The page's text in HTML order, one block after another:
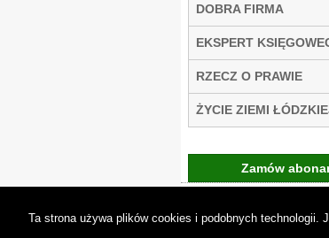
DOBRA FIRMA
EKSPERT
RZECZ O PRAWIE
ŻYCIE ZIEMI
Zamów
Ta strona używa plików cookies i podobnych technologii.